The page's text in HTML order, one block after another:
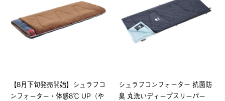
【8月下旬発売開始】シュラフコ
ンフォーター・体感8℃ UP（や
シュラフコンフォーター 抗菌防
臭 丸洗いディープスリーパー